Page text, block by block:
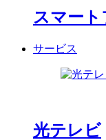
スマート
サービス
光テレビ